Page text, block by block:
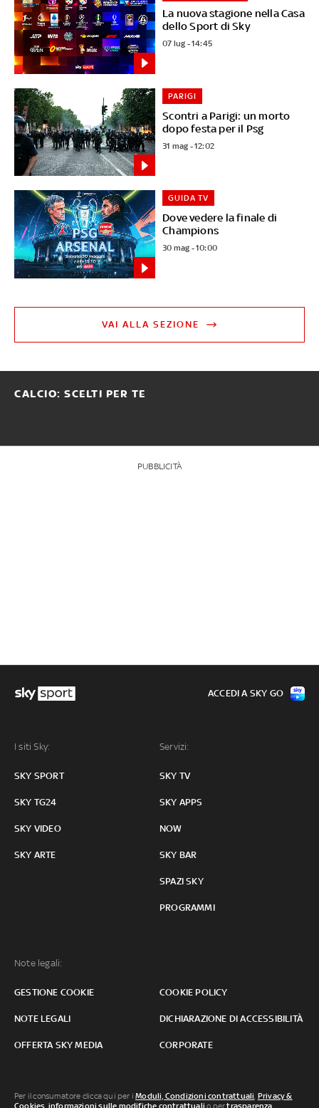
La nuova stagione nella Casa
dello Sport di Sky
07 lug - 14:45
Scontri a Parigi: un morto
dopo festa per il Psg
PARIGI
31 mag - 12:02
Dove vedere la finale di
Champions
GUIDA TV
30 mag - 10:00
VAI ALLA SEZIONE
CALCIO: SCELTI PER TE
PUBBLICITÀ
I siti Sky:
SKY SPORT
SKY TG24
SKY VIDEO
SKY ARTE
Servizi:
SKY TV
SKY APPS
NOW
SKY BAR
SPAZI SKY
PROGRAMMI
Note legali:
GESTIONE COOKIE COOKIE POLICY
NOTE LEGALI DICHIARAZIONE DI ACCESSIBILITÀ
OFFERTA SKY MEDIA CORPORATE
ACCEDI A SKY GO
Per il consumatore clicca qui per iModuli, Condizioni contrattuali, Privacy &